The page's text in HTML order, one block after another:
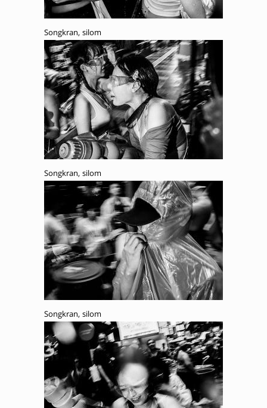
Songkran, silom
Songkran, silom
Songkran, silom